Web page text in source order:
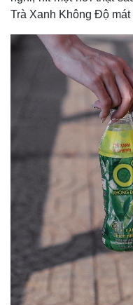
Trà Xanh Không Độ